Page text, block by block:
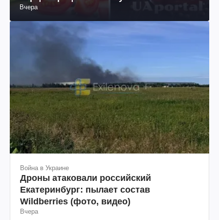
Вчера
Война в Украине
Дроны атаковали российский
Екатеринбург: пылает состав
Wildberries (фото, видео)
Вчера